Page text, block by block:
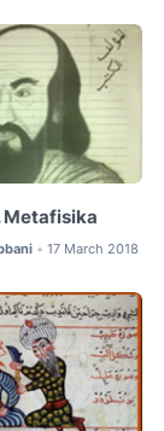
Metafisika
• 17 March 2018